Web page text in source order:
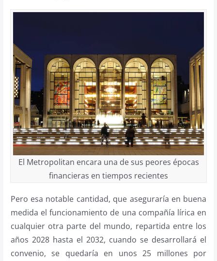
El Metropolitan encara una de sus peores épocas
financieras en tiempos recientes
Pero esa notable cantidad, que aseguraría en buena
medida el funcionamiento de una compañía lírica en
cualquier otra parte del mundo, repartida entre los
años 2028 hasta el 2032, cuando se desarrollará el
convenio, se quedaría en unos 25 millones por